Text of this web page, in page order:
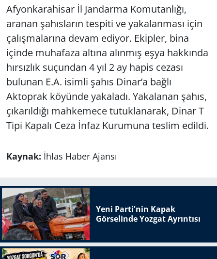
Afyonkarahisar İl Jandarma Komutanlığı,
aranan şahısların tespiti ve yakalanması için
çalışmalarına devam ediyor. Ekipler, bina
içinde muhafaza altına alınmış eşya hakkında
hırsızlık suçundan 4 yıl 2 ay hapis cezası
bulunan E.A. isimli şahıs Dinar’a bağlı
Aktoprak köyünde yakaladı. Yakalanan şahıs,
çıkarıldığı mahkemece tutuklanarak, Dinar T
Tipi Kapalı Ceza İnfaz Kurumuna teslim edildi.
Kaynak: İhlas Haber Ajansı
Yeni Parti'nin Kapak
Görselinde Yozgat Ayrıntısı